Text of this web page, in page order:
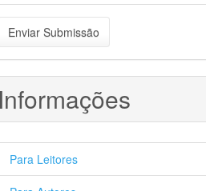
Enviar Submissão
Para Leitores